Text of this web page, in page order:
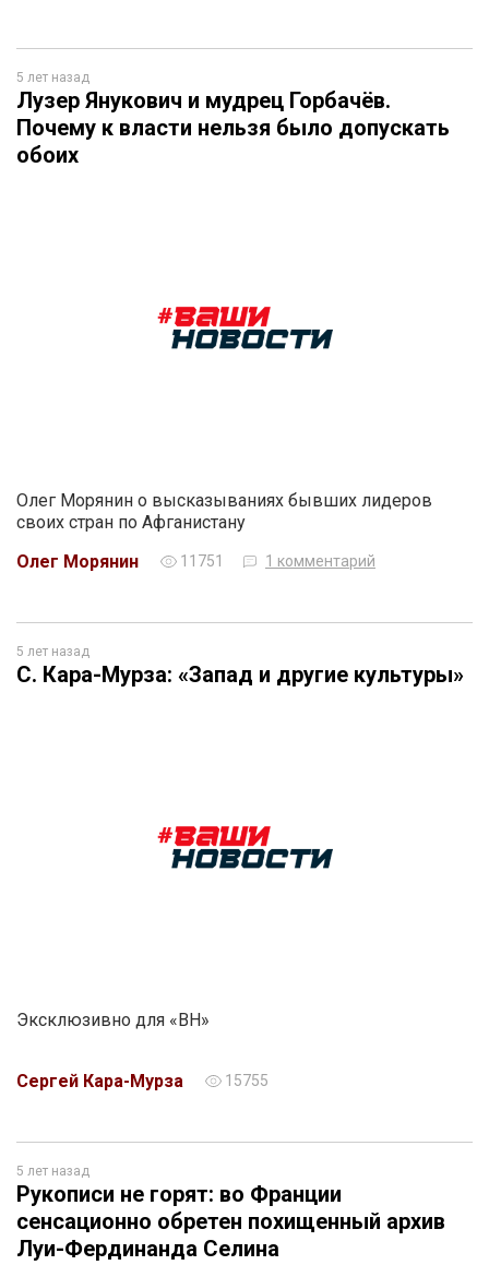
5 лет назад
Лузер Янукович и мудрец Горбачёв.
Почему к власти нельзя было допускать
обоих
Олег Морянин о высказываниях бывших лидеров
своих стран по Афганистану
Олег Морянин
11751 1 комментарий
5 лет назад
С. Кара-Мурза: «Запад и другие культуры»
Эксклюзивно для «ВН»
Сергей Кара-Мурза 15755
5 лет назад
Рукописи не горят: во Франции
сенсационно обретен похищенный архив
Луи-Фердинанда Селина